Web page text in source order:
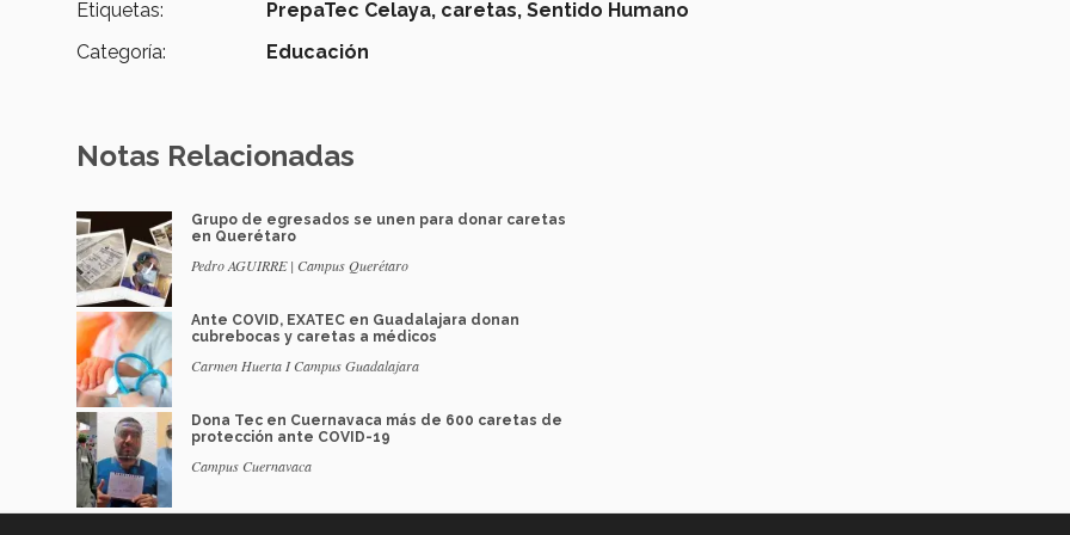
Etiquetas:
PrepaTec Celaya, caretas, Sentido Humano
Categoría:
Educación
Notas Relacionadas
Grupo de egresados se unen para donar caretas
en Querétaro
Pedro AGUIRRE | Campus Querétaro
Ante COVID, EXATEC en Guadalajara donan
cubrebocas y caretas a médicos
Carmen Huerta I Campus Guadalajara
Dona Tec en Cuernavaca más de 600 caretas de
protección ante COVID-19
Campus Cuernavaca